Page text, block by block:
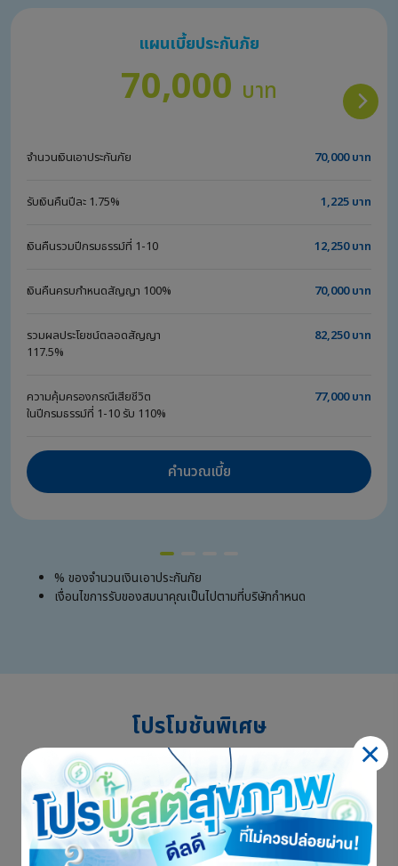
แผนเบี้ยประกันภัย
70,000 บาท
จำนวนเงินเอาประกันภัย 70,000 บาท
รับเงินคืนปีละ 1.75% 1,225 บาท
เงินคืนรวมปีกรมธรรม์ที่ 1-10 12,250 บาท
เงินคืนครบกำหนดสัญญา 100% 70,000 บาท
รวมผลประโยชน์ตลอดสัญญา
117.5%
82,250 บาท
ความคุ้มครองกรณีเสียชีวิต
ในปีกรมธรรม์ที่ 1-10 รับ 110%
77,000 บาท
คำนวณเบี้ย
% ของจำนวนเงินเอาประกันภัย
เงื่อนไขการรับของสมนาคุณเป็นไปตามที่บริษัทกำหนด
โปรโมชันพิเศษ